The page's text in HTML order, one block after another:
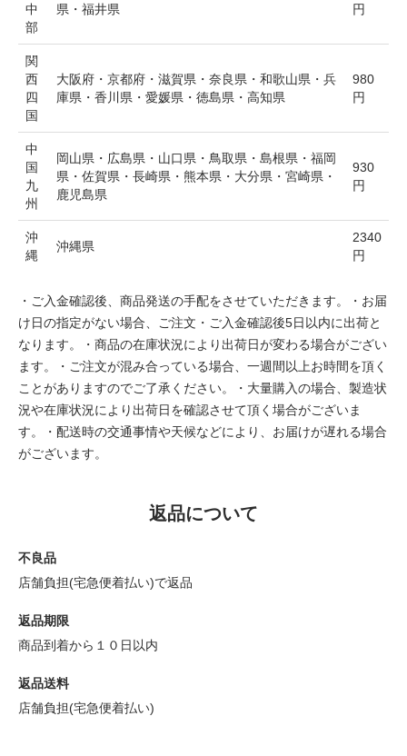
中
部
県・福井県
円
関
西
四
国
大阪府・京都府・滋賀県・奈良県・和歌山県・兵
庫県・香川県・愛媛県・徳島県・高知県
980
円
中
国
九
州
岡山県・広島県・山口県・鳥取県・島根県・福岡
県・佐賀県・長崎県・熊本県・大分県・宮崎県・
鹿児島県
930
円
沖
縄
沖縄県
2340
円
・ご入金確認後、商品発送の手配をさせていただきます。・お届
け日の指定がない場合、ご注文・ご入金確認後5日以内に出荷と
なります。・商品の在庫状況により出荷日が変わる場合がござい
ます。・ご注文が混み合っている場合、一週間以上お時間を頂く
ことがありますのでご了承ください。・大量購入の場合、製造状
況や在庫状況により出荷日を確認させて頂く場合がございま
す。・配送時の交通事情や天候などにより、お届けが遅れる場合
がございます。
返品について
不良品
店舗負担(宅急便着払い)で返品
返品期限
商品到着から１０日以内
返品送料
店舗負担(宅急便着払い)